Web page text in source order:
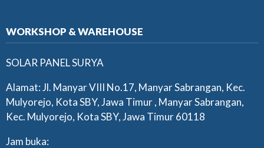
WORKSHOP & WAREHOUSE
SOLAR PANEL SURYA
Alamat: Jl. Manyar VIII No.17, Manyar Sabrangan, Kec.
Mulyorejo, Kota SBY, Jawa Timur , Manyar Sabrangan,
Kec. Mulyorejo, Kota SBY, Jawa Timur 60118
Jam buka: